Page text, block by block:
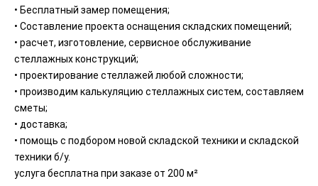
• Бесплатный замер помещения;
• Составление проекта оснащения складских помещений;
• расчет, изготовление, сервисное обслуживание
стеллажных конструкций;
• проектирование стеллажей любой сложности;
• производим калькуляцию стеллажных систем, составляем
сметы;
• доставка;
• помощь с подбором новой складской техники и складской
техники б/у.
услуга бесплатна при заказе от 200 м²